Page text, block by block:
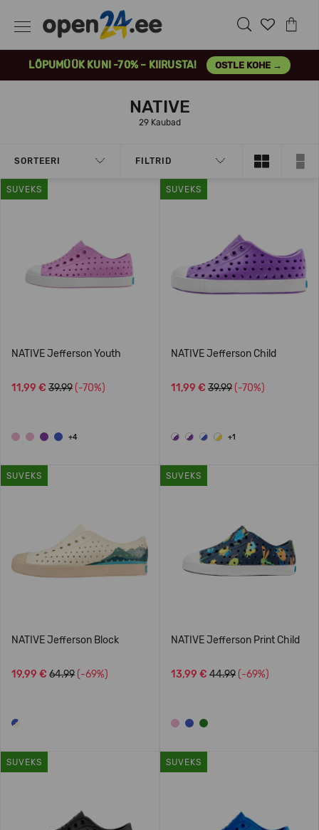
LÕPUMÜÜK KUNI -70% – KIIRUSTA! OSTLE KOHE →
NATIVE
29 Kaubad
SORTEERI FILTRID
SUVEKS
NATIVE Jefferson Youth
11,99 € 39.99 (-70%)
+4
SUVEKS
NATIVE Jefferson Child
11,99 € 39.99 (-70%)
+1
SUVEKS
NATIVE Jefferson Block
19,99 € 64.99 (-69%)
SUVEKS
NATIVE Jefferson Print Child
13,99 € 44.99 (-69%)
SUVEKS SUVEKS